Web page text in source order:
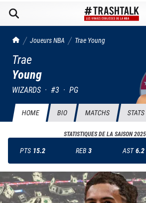
TrashTalk Actu NBA
Joueurs NBA Trae Young
Trae
Young
WIZARDS · #3 · PG
HOME BIO MATCHS STATS
STATISTIQUES DE LA SAISON
PTS 15.2 REB 3 AST 6.2